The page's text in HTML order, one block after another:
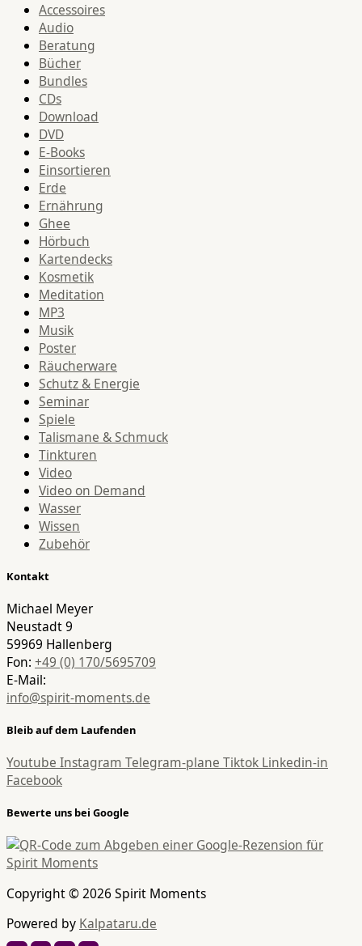
Accessoires
Audio
Beratung
Bücher
Bundles
CDs
Download
DVD
E-Books
Einsortieren
Erde
Ernährung
Ghee
Hörbuch
Kartendecks
Kosmetik
Meditation
MP3
Musik
Poster
Räucherware
Schutz & Energie
Seminar
Spiele
Talismane & Schmuck
Tinkturen
Video
Video on Demand
Wasser
Wissen
Zubehör
Kontakt
Michael Meyer
Neustadt 9
59969 Hallenberg
Fon: +49 (0) 170/5695709
E-Mail:
info@spirit-moments.de
Bleib auf dem Laufenden
Youtube Instagram Telegram-plane Tiktok Linkedin-in
Facebook
Bewerte uns bei Google
Copyright © 2026 Spirit Moments
Powered by Kalpataru.de